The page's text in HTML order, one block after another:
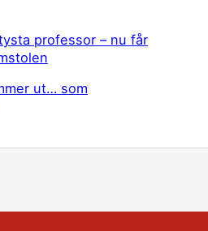
professor – nu får
ut… som